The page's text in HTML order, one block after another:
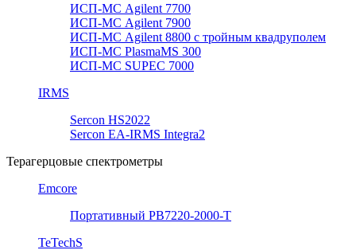
ИСП-МС Agilent 7700
ИСП-МС Agilent 7900
ИСП-МС Agilent 8800 с тройным квадруполем
ИСП-МС PlasmaMS 300
ИСП-МС SUPEC 7000
IRMS
Sercon HS2022
Sercon EA-IRMS Integra2
Терагерцовые спектрометры
Emcore
Портативный PB7220-2000-T
TeTechS